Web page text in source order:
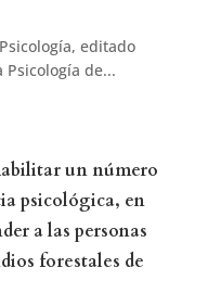
editado
Psicología de...
un número
psicológica, en
a las personas
forestales de